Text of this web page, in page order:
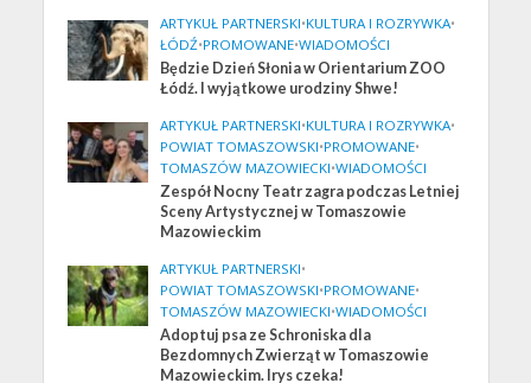
ARTYKUŁ PARTNERSKI•KULTURA I ROZRYWKA•
ŁÓDŹ•PROMOWANE•WIADOMOŚCI
Będzie Dzień Słonia w Orientarium ZOO
Łódź. I wyjątkowe urodziny Shwe!
ARTYKUŁ PARTNERSKI•KULTURA I ROZRYWKA•
POWIAT TOMASZOWSKI•PROMOWANE•
TOMASZÓW MAZOWIECKI•WIADOMOŚCI
Zespół Nocny Teatr zagra podczas Letniej
Sceny Artystycznej w Tomaszowie
Mazowieckim
ARTYKUŁ PARTNERSKI•
POWIAT TOMASZOWSKI•PROMOWANE•
TOMASZÓW MAZOWIECKI•WIADOMOŚCI
Adoptuj psa ze Schroniska dla
Bezdomnych Zwierząt w Tomaszowie
Mazowieckim. Irys czeka!